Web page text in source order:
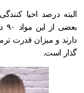
درصد احیا
و میزان قدرت
است.